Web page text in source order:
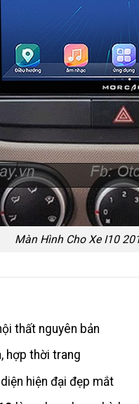
Màn Hình Cho Xe I10
thất nguyên bản
hợp thời trang
hiện đại đẹp mắt